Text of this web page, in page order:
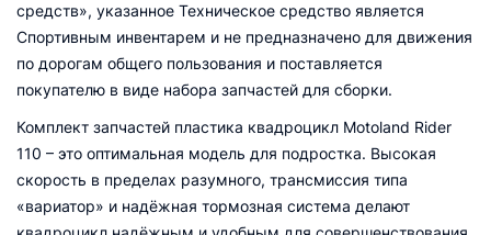
средств», указанное Техническое средство является
Спортивным инвентарем и не предназначено для движения
по дорогам общего пользования и поставляется
покупателю в виде набора запчастей для сборки.
Комплект запчастей пластика квадроцикл Motoland Rider
110 – это оптимальная модель для подростка. Высокая
скорость в пределах разумного, трансмиссия типа
«вариатор» и надёжная тормозная система делают